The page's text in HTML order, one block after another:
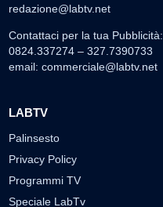
redazione@labtv.net
Contattaci per la tua Pubblicità:
0824.337274 – 327.7390733
email: commerciale@labtv.net
LABTV
Palinsesto
Privacy Policy
Programmi TV
Speciale LabTv